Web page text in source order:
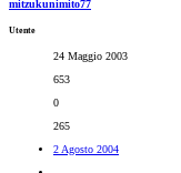
mitzukunimito77
Utente
24 Maggio 2003
653
0
265
2 Agosto 2004